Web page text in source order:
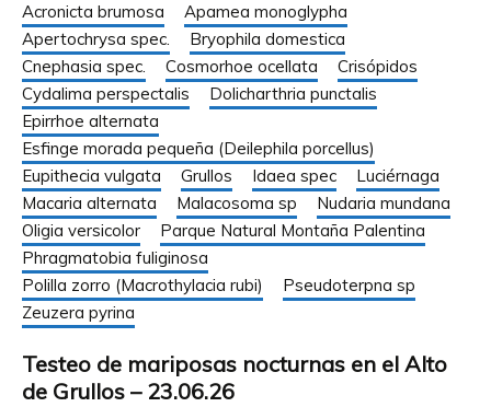
Acronicta brumosa
Apamea monoglypha
Apertochrysa spec.
Bryophila domestica
Cnephasia spec.
Cosmorhoe ocellata
Crisópidos
Cydalima perspectalis
Dolicharthria punctalis
Epirrhoe alternata
Esfinge morada pequeña (Deilephila porcellus)
Eupithecia vulgata
Grullos Idaea spec
Luciérnaga
Macaria alternata
Malacosoma sp
Nudaria mundana
Oligia versicolor
Parque Natural Montaña Palentina
Phragmatobia fuliginosa
Polilla zorro (Macrothylacia rubi)
Pseudoterpna sp
Zeuzera pyrina
Testeo de mariposas nocturnas en el Alto
de Grullos – 23.06.26